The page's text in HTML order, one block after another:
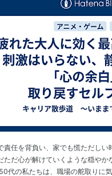
責任を背負い、家でも慌ただし
ただ心が解けていくような穏や
代の私たちは、職場の舵取りに